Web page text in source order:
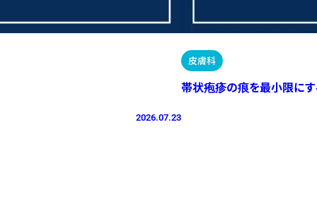
2026.07.23
皮膚科
帯状疱疹の痕を最小限にす